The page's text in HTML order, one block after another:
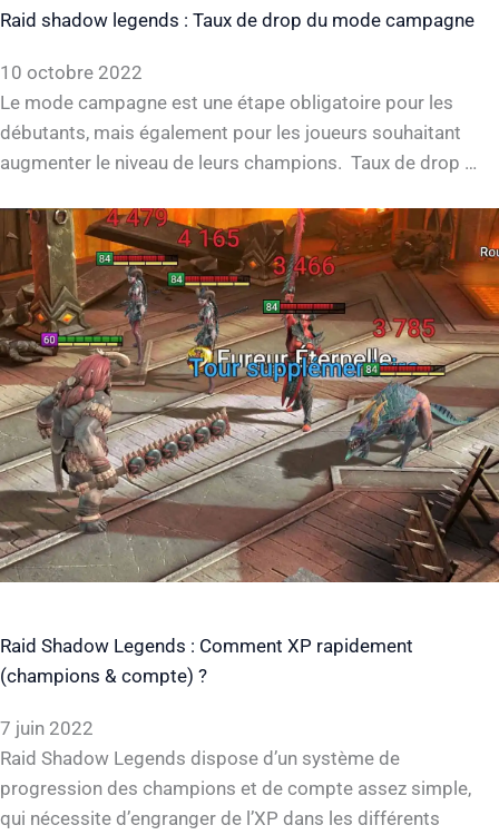
Raid shadow legends : Taux de drop du mode campagne
10 octobre 2022
Le mode campagne est une étape obligatoire pour les
débutants, mais également pour les joueurs souhaitant
augmenter le niveau de leurs champions. Taux de drop …
Raid Shadow Legends : Comment XP rapidement
(champions & compte) ?
7 juin 2022
Raid Shadow Legends dispose d’un système de
progression des champions et de compte assez simple,
qui nécessite d’engranger de l’XP dans les différents